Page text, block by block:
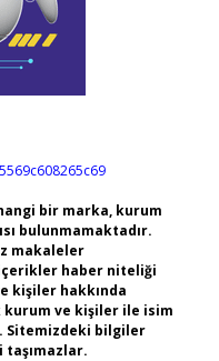
bir marka, kurum
bulunmamaktadır.
makaleler
haber niteliği
kişiler hakkında
kurum ve kişiler ile isim
Sitemizdeki bilgiler